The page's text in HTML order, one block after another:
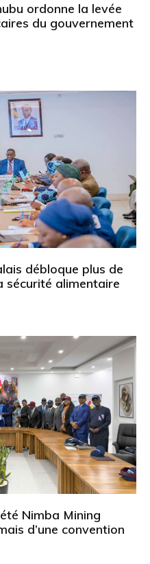
ordonne la levée
du gouvernement
débloque plus de
sécurité alimentaire
Nimba Mining
d’une convention